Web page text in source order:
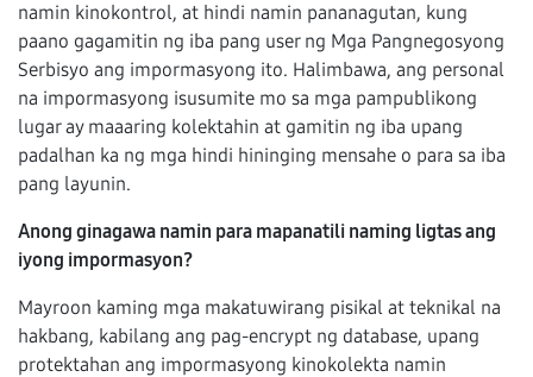
namin kinokontrol, at hindi namin pananagutan, kung
paano gagamitin ng iba pang user ng Mga Pangnegosyong
Serbisyo ang impormasyong ito. Halimbawa, ang personal
na impormasyong isusumite mo sa mga pampublikong
lugar ay maaaring kolektahin at gamitin ng iba upang
padalhan ka ng mga hindi hininging mensahe o para sa iba
pang layunin.
Anong ginagawa namin para mapanatili naming ligtas ang
iyong impormasyon?
Mayroon kaming mga makatuwirang pisikal at teknikal na
hakbang, kabilang ang pag-encrypt ng database, upang
protektahan ang impormasyong kinokolekta namin